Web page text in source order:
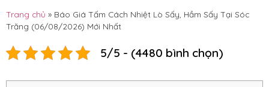
Trang chủ » Báo Giá Tấm Cách Nhiệt Lò Sấy, Hầm Sấy Tại Sóc
Trăng (06/08/2026) Mới Nhất
5/5 - (4480 bình chọn)